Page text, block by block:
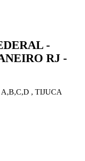
-
RJ -
, TIJUCA